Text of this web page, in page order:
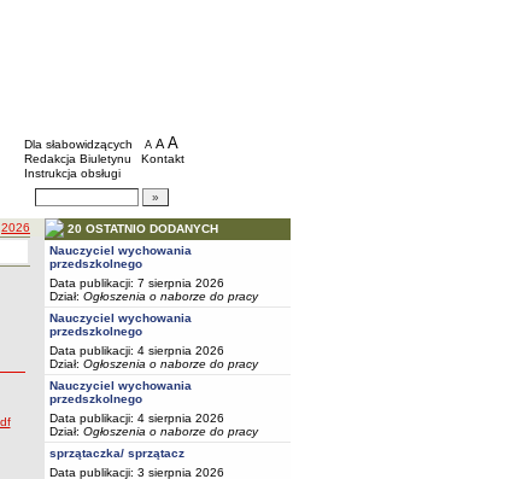
BIP - Szkoły i placówki wychowawcze
Menu dodatkowe
Dla słabowidzących A pomniejsz czcionkę
A standardowy rozmiar czcionki
A
Redakcja Biuletynu
Kontakt
Instrukcja obsługi
Wyszukiwarka artykułów
2026
20 OSTATNIO DODANYCH
Nauczyciel wychowania
przedszkolnego
Data publikacji: 7 sierpnia 2026
Dział: Ogłoszenia o naborze do pracy
Nauczyciel wychowania
przedszkolnego
Data publikacji: 4 sierpnia 2026
Dział: Ogłoszenia o naborze do pracy
Nauczyciel wychowania
przedszkolnego
Data publikacji: 4 sierpnia 2026
Dział: Ogłoszenia o naborze do pracy
sprzątaczka/ sprzątacz
Data publikacji: 3 sierpnia 2026